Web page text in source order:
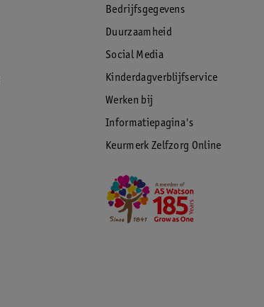
Bedrijfsgegevens
Duurzaamheid
Social Media
Kinderdagverblijfservice
Werken bij
Informatiepagina's
Keurmerk Zelfzorg Online